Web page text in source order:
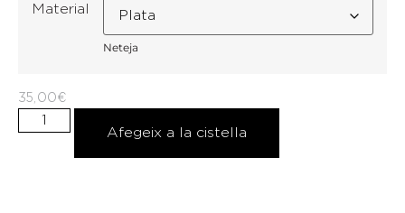
Material
Neteja
35,00€
Afegeix a la cistella